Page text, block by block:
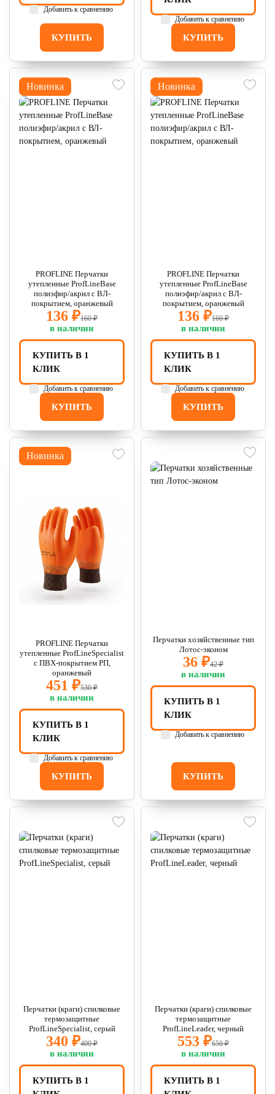
КУПИТЬ
Добавить к сравнению
КУПИТЬ
Добавить к сравнению
Новинка
PROFLINE Перчатки
утепленные ProfLineBase
полиэфир/акрил с ВЛ-
покрытием, оранжевый
136 ₽160 ₽
в наличии
КУПИТЬ
КУПИТЬ В 1
КЛИК
Добавить к сравнению
Новинка
PROFLINE Перчатки
утепленные ProfLineBase
полиэфир/акрил с ВЛ-
покрытием, оранжевый
136 ₽160 ₽
в наличии
КУПИТЬ
КУПИТЬ В 1
КЛИК
Добавить к сравнению
Новинка
PROFLINE Перчатки
утепленные ProfLineSpecialist
с ПВХ-покрытием РП,
оранжевый
451 ₽530 ₽
в наличии
КУПИТЬ
КУПИТЬ В 1
КЛИК
Добавить к сравнению
Перчатки хозяйственные тип
Лотос-эконом
36 ₽42 ₽
в наличии
КУПИТЬ
КУПИТЬ В 1
КЛИК
Добавить к сравнению
Перчатки (краги) спилковые
термозащитные
ProfLineSpecialist, серый
340 ₽400 ₽
в наличии
КУПИТЬ В 1
Перчатки (краги) спилковые
термозащитные
ProfLineLeader, черный
553 ₽650 ₽
в наличии
КУПИТЬ В 1